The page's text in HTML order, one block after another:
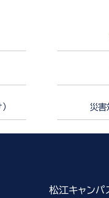
災害
松江キャンパ